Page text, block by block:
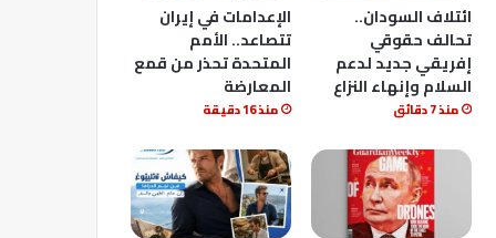
ائتلاف السودان..
تحالف حقوقي
إفريقي جديد لدعم
السلام وإنهاء النزاع
منذ 7 دقائق
الإعدامات في إيران
تتصاعد.. الأمم
المتحدة تحذر من قمع
المعارضة
منذ 16 دقيقة